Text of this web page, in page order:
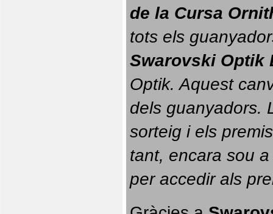
de la Cursa
tots els
Swarovski Optik
Optik. Aquest
dels guanyadors.
sorteig i els
tant, encara sou
per accedir als